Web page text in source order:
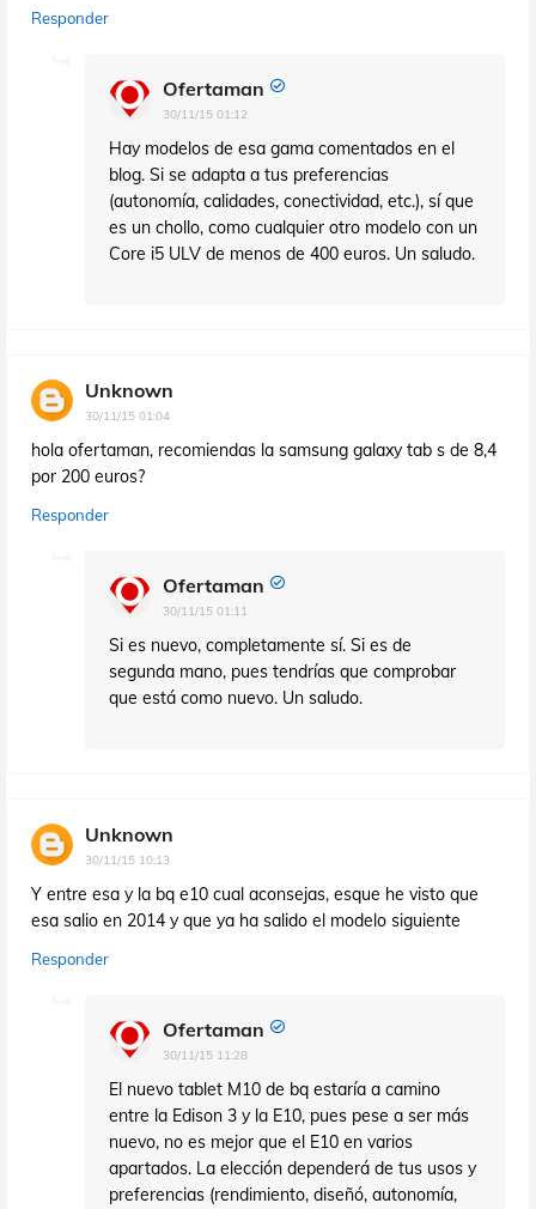
Responder
Ofertaman
30/11/15 01:12
Hay modelos de esa gama comentados en el
blog. Si se adapta a tus preferencias
(autonomía, calidades, conectividad, etc.), sí que
es un chollo, como cualquier otro modelo con un
Core i5 ULV de menos de 400 euros. Un saludo.
Unknown
30/11/15 01:04
hola ofertaman, recomiendas la samsung galaxy tab s de 8,4
por 200 euros?
Responder
Ofertaman
30/11/15 01:11
Si es nuevo, completamente sí. Si es de
segunda mano, pues tendrías que comprobar
que está como nuevo. Un saludo.
Unknown
30/11/15 10:13
Y entre esa y la bq e10 cual aconsejas, esque he visto que
esa salio en 2014 y que ya ha salido el modelo siguiente
Responder
Ofertaman
30/11/15 11:28
El nuevo tablet M10 de bq estaría a camino
entre la Edison 3 y la E10, pues pese a ser más
nuevo, no es mejor que el E10 en varios
apartados. La elección dependerá de tus usos y
preferencias (rendimiento, diseñó, autonomía,